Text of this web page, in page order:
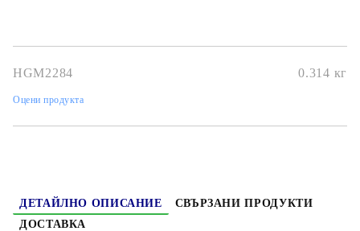
Дата на издаване
Жанр: Action, Adventure, Martial Arts, Shounen, Super
HGM2284 0.314 кг
Оцени продукта
ДЕТАЙЛНО ОПИСАНИЕ
СВЪРЗАНИ ПРОДУКТИ
ДОСТАВКА